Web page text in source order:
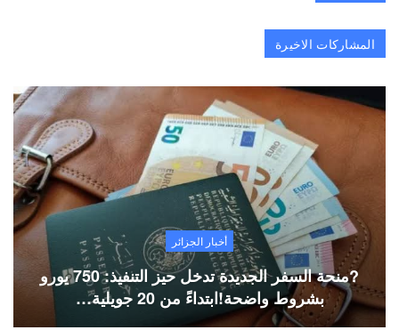
المشاركات الاخيرة
أخبار الجزائر
?منحة السفر الجديدة تدخل حيز التنفيذ: 750 يورو
بشروط واضحة!ابتداءً من 20 جويلية…